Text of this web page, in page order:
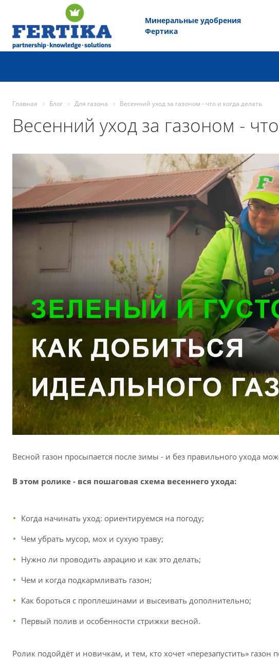
Минеральные удобрения
Фертика
Главная Блог Для газона Весенний уход за газоном - что и когда делать
Весенний уход за газоном -
Весной газон просыпается после зимы - и без правильного ухода
В этом ролике - вся пошаговая схема весеннего ухода:
Когда начинать уход: ориентируемся на погоду;
Чем убрать мусор, мох и сухую траву;
Нужно ли проводить аэрацию и как это делать;
Чем и когда подкармливать газон;
Как бороться с проплешинами и высеивать дополнительно;
Первый полив и особенности стрижки весной.
Ролик подойдёт и новичкам, и тем, кто хочет «перезапустить»